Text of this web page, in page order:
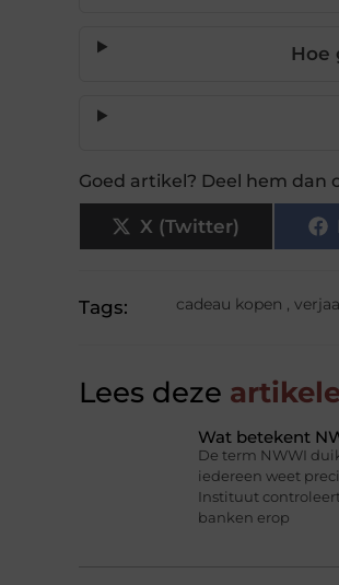
Hoe
Goed artikel? Deel hem dan
X (Twitter)
Tags: cadeau kopen ,
Lees deze
Wat betekent
De term NWWI
iedereen weet
Instituut
banken erop